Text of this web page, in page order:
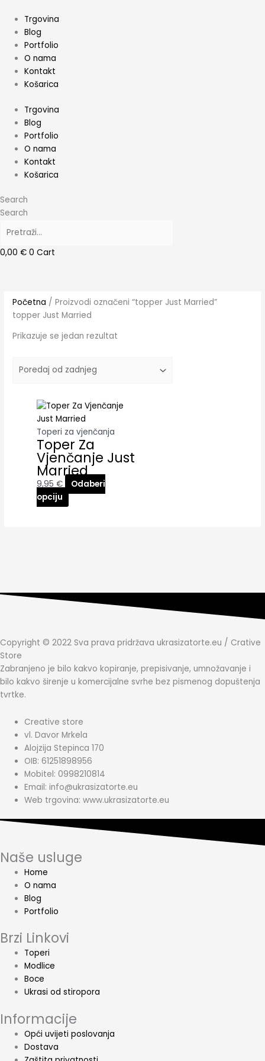
content
Trgovina
Blog
Portfolio
O nama
Kontakt
Košarica
Trgovina
Blog
Portfolio
O nama
Kontakt
Košarica
Search
Search
0,00 € 0 Cart
Početna / Proizvodi označeni “topper Just Married”
topper Just Married
Prikazuje se jedan rezultat
Toperi za vjenčanja
Toper Za
Vjenčanje Just
Married
9,95€
Odaberi
opciju
Copyright © 2022 Sva prava pridržava ukrasizatorte.eu / Crative
Store
Zabranjeno je bilo kakvo kopiranje, prepisivanje, umnožavanje i
bilo kakvo širenje u komercijalne svrhe bez pismenog dopuštenja
tvrtke.
Creative store
vl. Davor Mrkela
Alojzija Stepinca 170
OIB: 61251898956
Mobitel: 0998210814
Email: info@ukrasizatorte.eu
Web trgovina: www.ukrasizatorte.eu
Naše usluge
Home
O nama
Blog
Portfolio
Brzi Linkovi
Toperi
Modlice
Boce
Ukrasi od stiropora
Informacije
Opći uvijeti poslovanja
Dostava